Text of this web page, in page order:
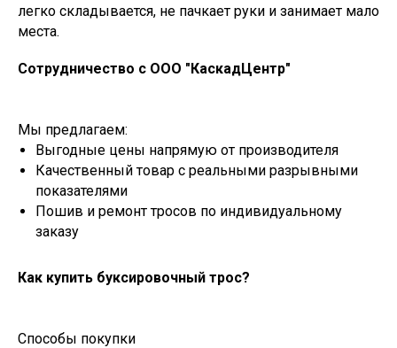
легко складывается, не пачкает руки и занимает мало
места.
Сотрудничество с ООО "КаскадЦентр"
Мы предлагаем:
Выгодные цены напрямую от производителя
Качественный товар с реальными разрывными
показателями
Пошив и ремонт тросов по индивидуальному
заказу
Как купить буксировочный трос?
Способы покупки